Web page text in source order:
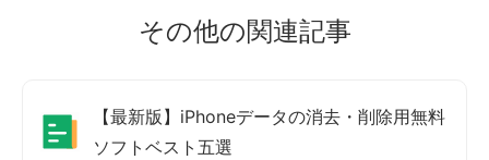
その他の関連記事
【最新版】iPhoneデータの消去・削除用無料
ソフトベスト五選